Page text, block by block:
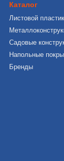
Каталог
Листовой пластик
Садовые
Напольные
Бренды